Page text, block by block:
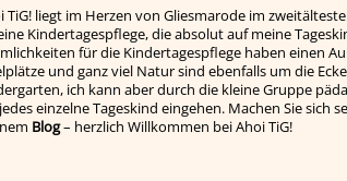
TiG! liegt im Herzen von Gliesmarode im
Kindertagespflege, die absolut auf meine
für die Kindertagespflege haben einen
und ganz viel Natur sind ebenfalls um die
ich kann aber durch die kleine Gruppe
einzelne Tageskind ein­gehen. Machen Sie sich
Blog– herzlich Willkommen bei Ahoi TiG!